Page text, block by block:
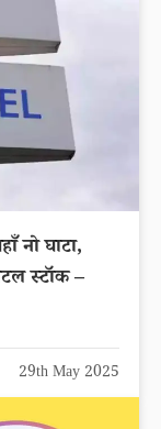
नो घाटा,
स्टॉक –
29th May 2025